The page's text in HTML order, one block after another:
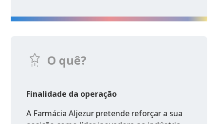
O quê?
Finalidade da operação
A Farmácia Aljezur pretende reforçar a sua